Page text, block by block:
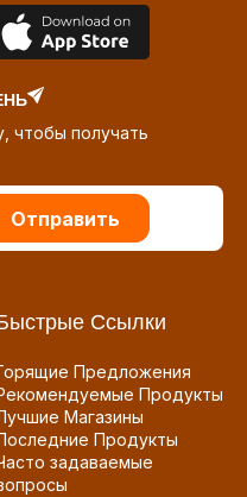
чтобы получать
Отправить
Ссылки
Предложения
Продукты
Магазины
Продукты
задаваемые